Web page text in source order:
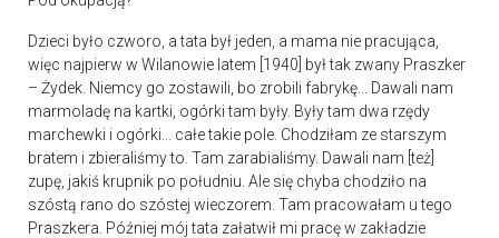
Dzieci było czworo, a tata był jeden, a mama nie pracująca,
więc najpierw w Wilanowie latem [1940] był tak zwany Praszker
– Żydek. Niemcy go zostawili, bo zrobili fabrykę... Dawali nam
marmoladę na kartki, ogórki tam były. Były tam dwa rzędy
marchewki i ogórki... całe takie pole. Chodziłam ze starszym
bratem i zbieraliśmy to. Tam zarabialiśmy. Dawali nam [też]
zupę, jakiś krupnik po południu. Ale się chyba chodziło na
szóstą rano do szóstej wieczorem. Tam pracowałam u tego
Praszkera. Później mój tata załatwił mi pracę w zakładzie